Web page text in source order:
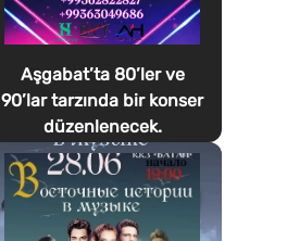
Aşgabat’ta 80’ler ve
90’lar tarzında bir konser
düzenlenecek.